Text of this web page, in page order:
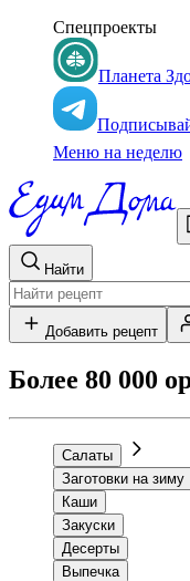
Спецпроекты
Планета
Меню на неделю
Найти
Добавить рецепт
Более 80 000
Салаты
Заготовки на зиму
Каши
Закуски
Десерты
Выпечка